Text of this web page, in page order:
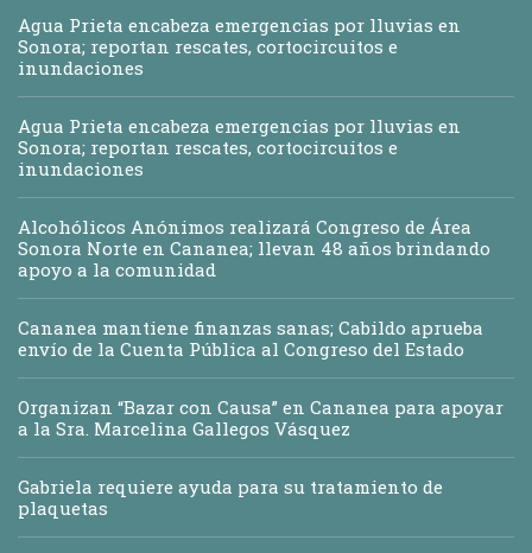
Agua Prieta encabeza emergencias por lluvias en
Sonora; reportan rescates, cortocircuitos e
inundaciones
Agua Prieta encabeza emergencias por lluvias en
Sonora; reportan rescates, cortocircuitos e
inundaciones
Alcohólicos Anónimos realizará Congreso de Área
Sonora Norte en Cananea; llevan 48 años brindando
apoyo a la comunidad
Cananea mantiene finanzas sanas; Cabildo aprueba
envío de la Cuenta Pública al Congreso del Estado
Organizan “Bazar con Causa” en Cananea para apoyar
a la Sra. Marcelina Gallegos Vásquez
Gabriela requiere ayuda para su tratamiento de
plaquetas